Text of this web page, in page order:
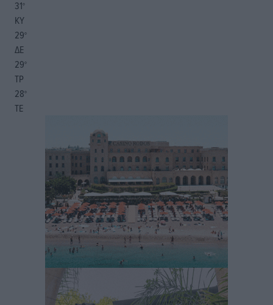
31°
ΚΥ
29°
ΔΕ
29°
ΤΡ
28°
ΤΕ